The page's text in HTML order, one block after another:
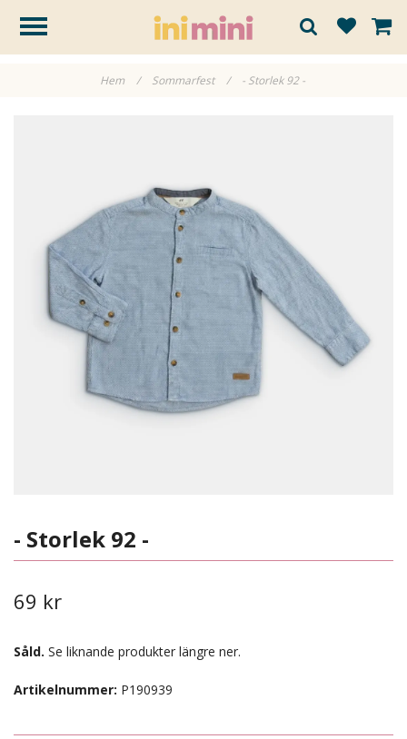
Hem / Sommarfest / - Storlek 92 -
- Storlek 92 -
69 kr
Såld. Se liknande produkter längre ner.
Artikelnummer: P190939